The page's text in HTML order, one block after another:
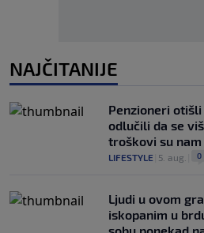
NAJČITANIJE
Penzioneri
odlučili da se
troškovi su
LIFESTYLE 5. aug. 0
Ljudi u ovom
iskopanim u